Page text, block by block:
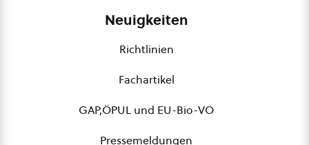
Neuigkeiten
Richtlinien
Fachartikel
GAP,ÖPUL und EU-Bio-VO
Pressemeldungen